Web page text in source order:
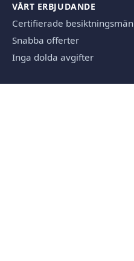
VÅRT ERBJUDANDE
Certifierade besiktningsmän
Snabba offerter
Inga dolda avgifter